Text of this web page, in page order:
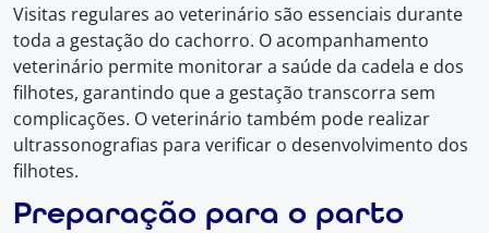
Visitas regulares ao veterinário são essenciais durante
toda a gestação do cachorro. O acompanhamento
veterinário permite monitorar a saúde da cadela e dos
filhotes, garantindo que a gestação transcorra sem
complicações. O veterinário também pode realizar
ultrassonografias para verificar o desenvolvimento dos
filhotes.
Preparação para o parto